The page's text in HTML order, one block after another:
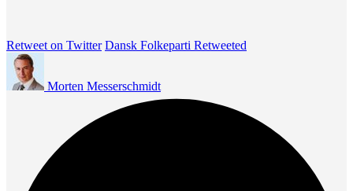
Retweet on Twitter Dansk Folkeparti Retweeted
Morten Messerschmidt